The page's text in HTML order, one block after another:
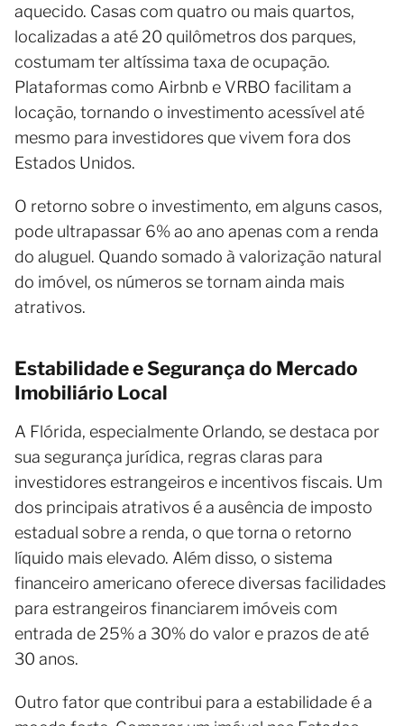
aquecido. Casas com quatro ou mais quartos,
localizadas a até 20 quilômetros dos parques,
costumam ter altíssima taxa de ocupação.
Plataformas como Airbnb e VRBO facilitam a
locação, tornando o investimento acessível até
mesmo para investidores que vivem fora dos
Estados Unidos.
O retorno sobre o investimento, em alguns casos,
pode ultrapassar 6% ao ano apenas com a renda
do aluguel. Quando somado à valorização natural
do imóvel, os números se tornam ainda mais
atrativos.
Estabilidade e Segurança do Mercado
Imobiliário Local
A Flórida, especialmente Orlando, se destaca por
sua segurança jurídica, regras claras para
investidores estrangeiros e incentivos fiscais. Um
dos principais atrativos é a ausência de imposto
estadual sobre a renda, o que torna o retorno
líquido mais elevado. Além disso, o sistema
financeiro americano oferece diversas facilidades
para estrangeiros financiarem imóveis com
entrada de 25% a 30% do valor e prazos de até
30 anos.
Outro fator que contribui para a estabilidade é a